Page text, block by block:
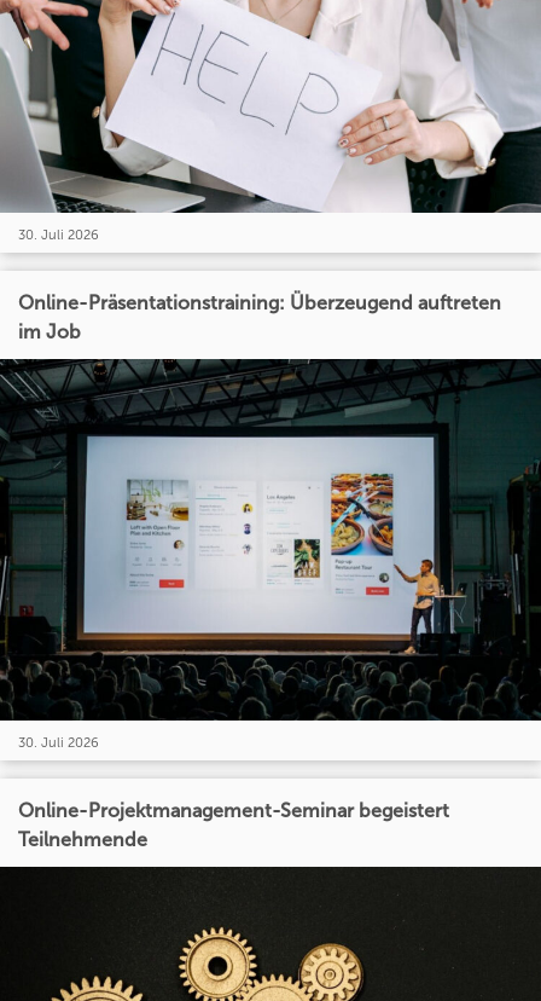
30. Juli 2026
Online-Präsentationstraining: Überzeugend auftreten
im Job
30. Juli 2026
Online-Projektmanagement-Seminar begeistert
Teilnehmende